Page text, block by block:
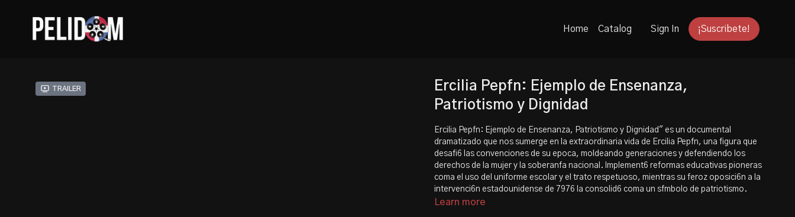
Home Catalog Sign In ¡Suscribete!
Trailer
Ercilia Pepfn: Ejemplo de Ensenanza,
Patriotismo y Dignidad
Ercilia Pepfn: Ejemplo de Ensenanza, Patriotismo y Dignidad" es un documental
dramatizado que nos sumerge en la extraordinaria vida de Ercilia Pepfn, una figura que
desafi6 las convenciones de su epoca, moldeando generaciones y defendiendo los
derechos de la mujer y la soberanfa nacional. lmplement6 reformas educativas pioneras
coma el uso del uniforme escolar y el trato respetuoso, mientras su feroz oposici6n a la
intervenci6n estadounidense de 7976 la consolid6 coma un sfmbolo de patriotismo.
Learn more